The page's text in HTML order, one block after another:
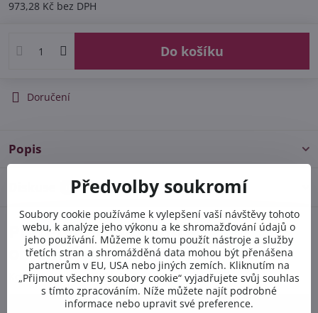
973,28 Kč bez DPH
Do košíku
Doručení
Popis
Potřebujete poradit s
objednávkou?
Kontaktujte nás PO-PÁ 8:00 - 16:00:
Předvolby soukromí
Soubory cookie používáme k vylepšení vaší návštěvy tohoto
webu, k analýze jeho výkonu a ke shromažďování údajů o
jeho používání. Můžeme k tomu použít nástroje a služby
třetích stran a shromážděná data mohou být přenášena
partnerům v EU, USA nebo jiných zemích. Kliknutím na
„Přijmout všechny soubory cookie“ vyjadřujete svůj souhlas
s tímto zpracováním. Níže můžete najít podrobné
informace nebo upravit své preference.